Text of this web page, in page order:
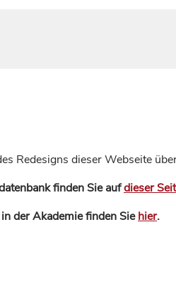
Redesigns dieser Webseite
finden Sie aufdieser
der Akademie finden Siehier.